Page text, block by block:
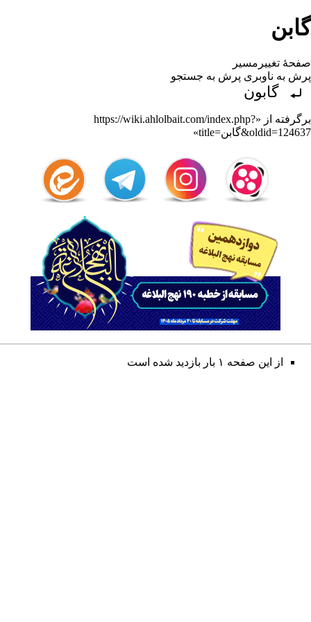
گابن
صفحهٔ تغییرمسیر
پرش به ناوبری پرش به جستجو
تغییرمسیر به:
گابون
برگرفته از «https://wiki.ahlolbait.com/index.php?
title=گابن&oldid=124637
»
از این صفحه ۱ بار بازدید شده است